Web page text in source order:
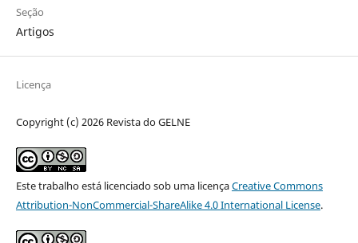
Seção
Artigos
Licença
Copyright (c) 2026 Revista do GELNE
Este trabalho está licenciado sob uma licençaCreative Commons
Attribution-NonCommercial-ShareAlike 4.0 International License.